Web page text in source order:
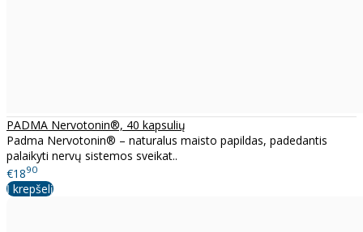
PADMA Nervotonin®, 40 kapsulių
Padma Nervotonin® – naturalus maisto papildas, padedantis
palaikyti nervų sistemos sveikat..
€1890
Į krepšelį